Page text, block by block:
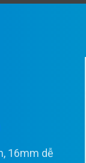
16mm dễ